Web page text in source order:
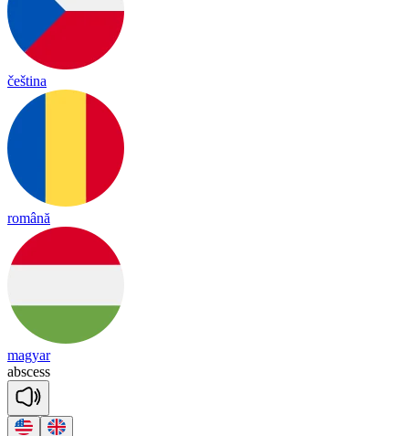
čeština
română
magyar
abscess